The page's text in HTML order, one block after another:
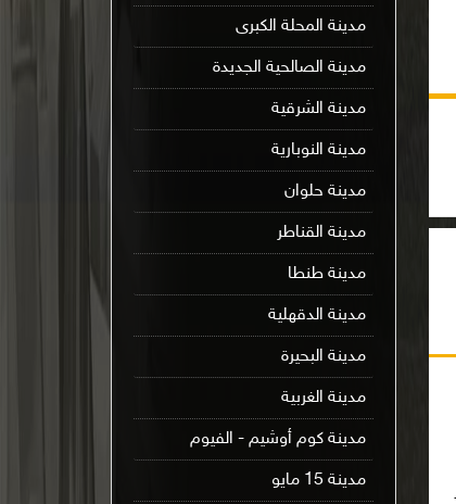
مدينة المحلة الكبرى
مدينة الصالحية الجديدة
مدينة الشرقية
مدينة النوبارية
مدينة حلوان
مدينة القناطر
مدينة طنطا
مدينة الدقهلية
مدينة البحيرة
مدينة الغربية
مدينة كوم أوشيم - الفيوم
مدينة 15 مايو